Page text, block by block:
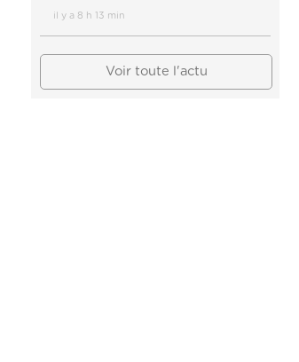
il y a 8 h 13 min
Voir toute l'actu